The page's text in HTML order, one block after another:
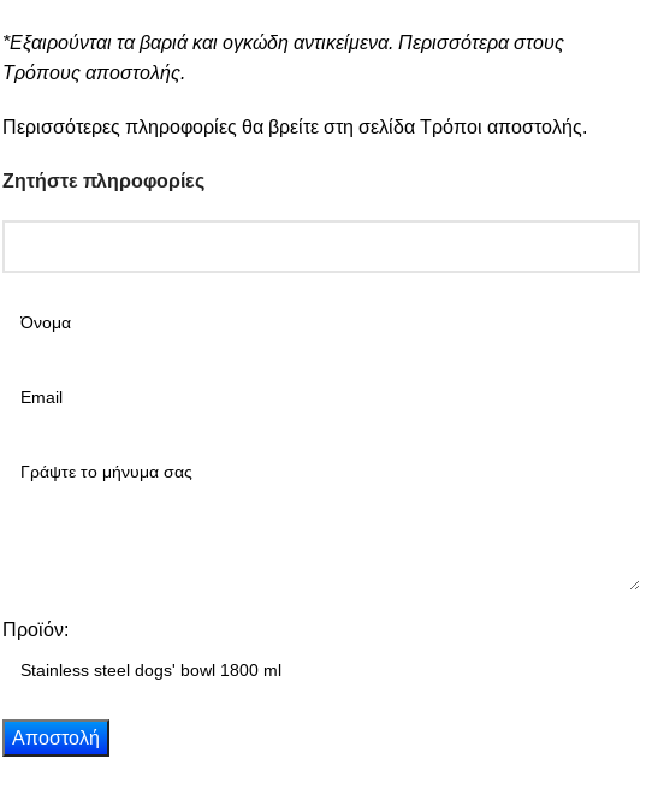
*Εξαιρούνται τα βαριά και ογκώδη αντικείμενα. Περισσότερα στους
Τρόπους αποστολής.
Περισσότερες πληροφορίες θα βρείτε στη σελίδα Τρόποι αποστολής.
Ζητήστε πληροφορίες
Προϊόν: